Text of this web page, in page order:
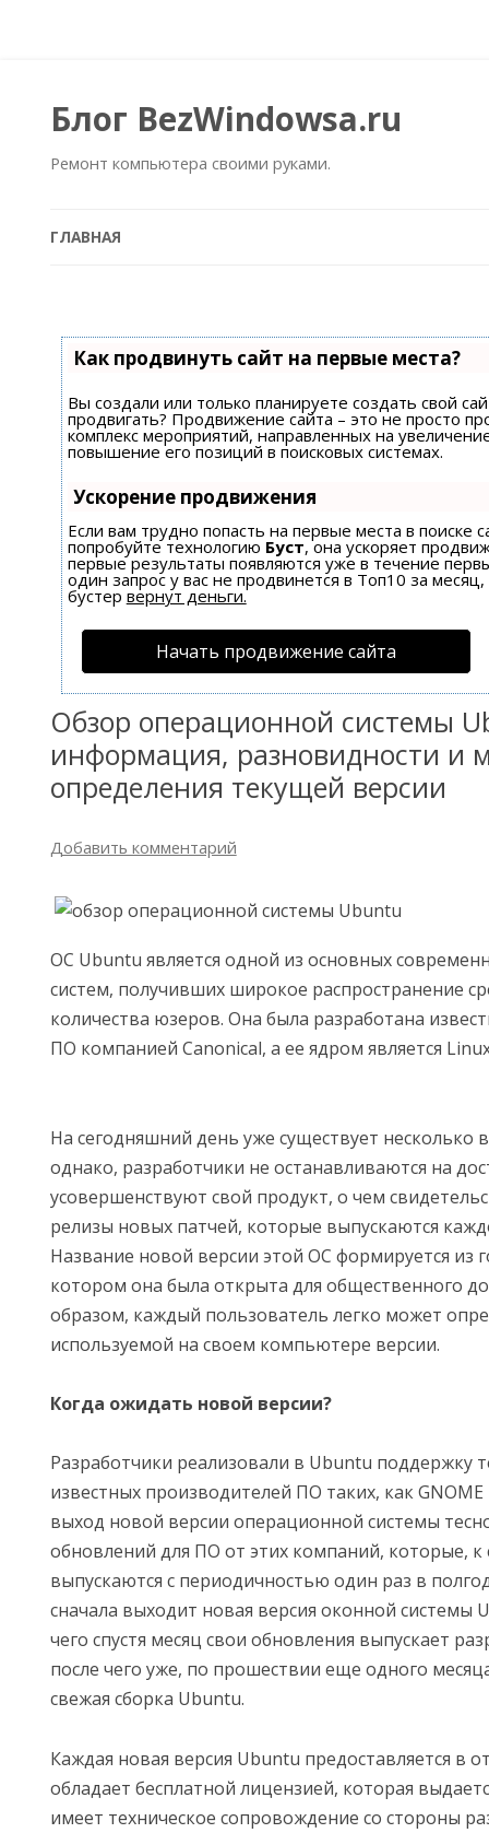
Блог BezWindowsa.ru
Ремонт компьютера своими руками.
ГЛАВНАЯ
Как продвинуть сайт на первые места?
Вы создали или только планируете создать свой
продвигать? Продвижение сайта – это не просто
комплекс мероприятий, направленных на
повышение его позиций в поисковых системах.
Ускорение продвижения
Если вам трудно попасть на первые места в поиске
попробуйте технологию Буст, она ускоряет
первые результаты появляются уже в течение
один запрос у вас не продвинется в Топ10 за
бустер вернут деньги.
Начать продвижение сайта
Обзор операционной системы
информация, разновидности и
определения текущей версии
Добавить комментарий
ОС Ubuntu является одной из основных
систем, получивших широкое распространение
количества юзеров. Она была разработана
ПО компанией Canonical, а ее ядром является
На сегодняшний день уже существует несколько
однако, разработчики не останавливаются на
усовершенствуют свой продукт, о чем
релизы новых патчей, которые выпускаются
Название новой версии этой ОС формируется из
котором она была открыта для общественного
образом, каждый пользователь легко может
используемой на своем компьютере версии.
Когда ожидать новой версии?
Разработчики реализовали в Ubuntu поддержку
известных производителей ПО таких, как
выход новой версии операционной системы
обновлений для ПО от этих компаний, которые, к
выпускаются с периодичностью один раз в
сначала выходит новая версия оконной системы
чего спустя месяц свои обновления выпускает
после чего уже, по прошествии еще одного
свежая сборка Ubuntu.
Каждая новая версия Ubuntu предоставляется в
обладает бесплатной лицензией, которая
имеет техническое сопровождение со стороны